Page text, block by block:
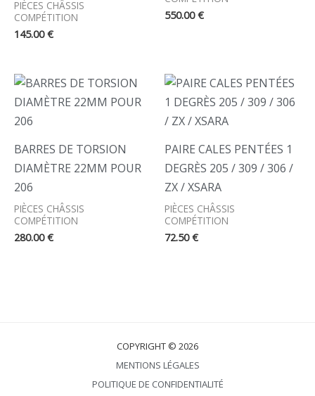
PIÈCES CHÂSSIS
COMPÉTITION
145.00€
550.00€
BARRES DE TORSION
DIAMÈTRE 22MM POUR
206
PIÈCES CHÂSSIS
COMPÉTITION
280.00€
PAIRE CALES PENTÉES 1
DEGRÈS 205 / 309 / 306 /
ZX / XSARA
PIÈCES CHÂSSIS
COMPÉTITION
72.50€
COPYRIGHT © 2026
MENTIONS LÉGALES
POLITIQUE DE CONFIDENTIALITÉ